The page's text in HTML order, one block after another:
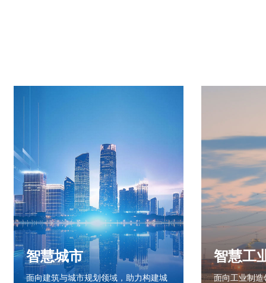
智慧城市
面向建筑与城市规划领域，助力构建城
智慧工
面向工业制